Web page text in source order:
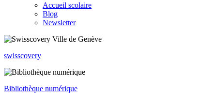
Accueil scolaire
Blog
Newsletter
swisscovery
Bibliothèque numérique